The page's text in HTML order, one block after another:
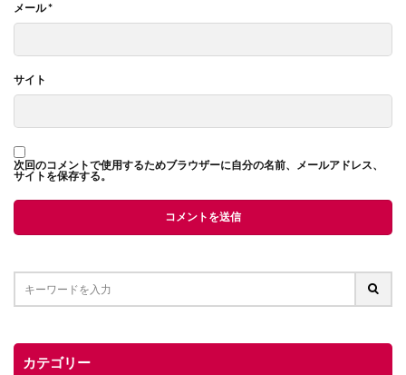
メール*
サイト
次回のコメントで使用するためブラウザーに自分の名前、メールアドレス、
サイトを保存する。
カテゴリー